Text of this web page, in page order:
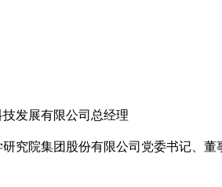
发展有限公司总经理
究院集团股份有限公司党委书记、董